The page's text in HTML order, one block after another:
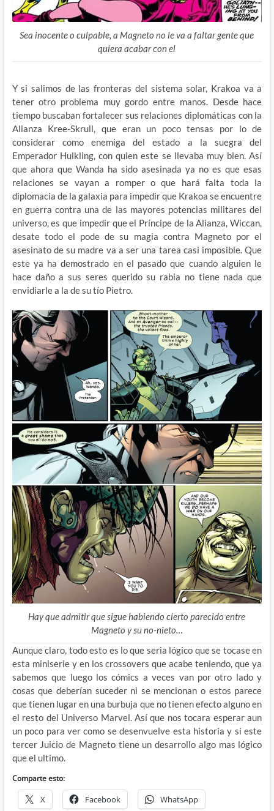
Sea inocente o culpable, a Magneto no le va a faltar gente que
quiera acabar con el
Y si salimos de las fronteras del sistema solar, Krakoa va a
tener otro problema muy gordo entre manos. Desde hace
tiempo buscaban fortalecer sus relaciones diplomáticas con la
Alianza Kree-Skrull, que eran un poco tensas por lo de
considerar como enemiga del estado a la suegra del
Emperador Hulkling, con quien este se llevaba muy bien. Así
que ahora que Wanda ha sido asesinada ya no es que esas
relaciones se vayan a romper o que hará falta toda la
diplomacia de la galaxia para impedir que Krakoa se encuentre
en guerra contra una de las mayores potencias militares del
universo, es que impedir que el Príncipe de la Alianza, Wiccan,
desate todo el pode de su magia contra Magneto por el
asesinato de su madre va a ser una tarea casi imposible. Que
este ya ha demostrado en el pasado que cuando alguien le
hace daño a sus seres querido su rabia no tiene nada que
envidiarle a la de su tío Pietro.
Hay que admitir que sigue habiendo cierto parecido entre
Magneto y su no-nieto…
Aunque claro, todo esto es lo que seria lógico que se tocase en
esta miniserie y en los crossovers que acabe teniendo, que ya
sabemos que luego los cómics a veces van por otro lado y
cosas que deberían suceder ni se mencionan o estos parece
que tienen lugar en una burbuja que no tienen efecto alguno en
el resto del Universo Marvel. Así que nos tocara esperar aun
un poco para ver como se desenvuelve esta historia y si este
tercer Juicio de Magneto tiene un desarrollo algo mas lógico
que el ultimo.
Comparte esto:
X Facebook WhatsApp